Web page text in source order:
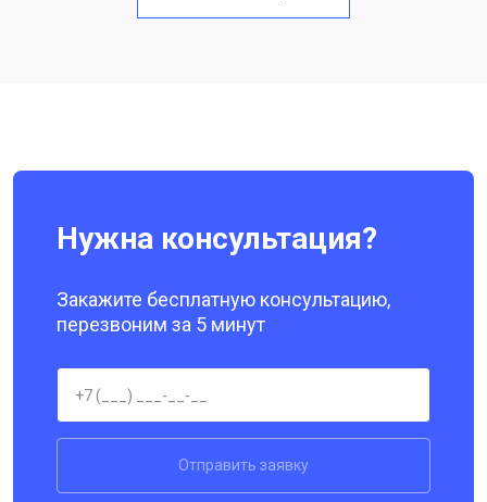
Замена кнопки включения от 1750 ₽
Нужна консультация?
Закажите бесплатную консультацию,
перезвоним за 5 минут
Отправить заявку